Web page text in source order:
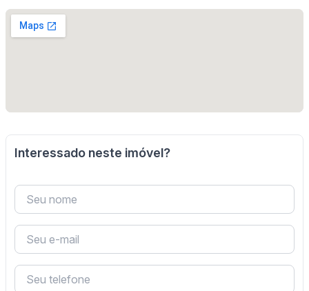
Interessado neste imóvel?